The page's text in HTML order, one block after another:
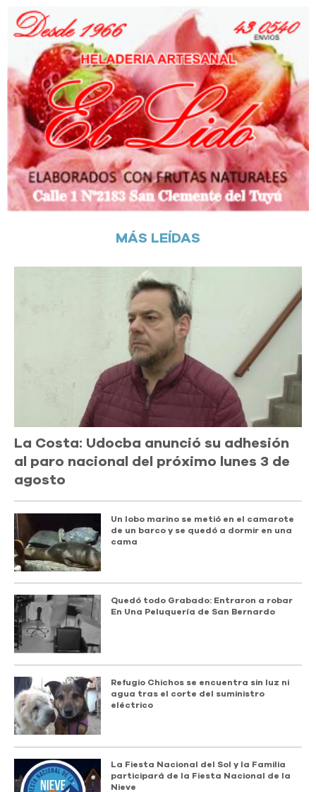
MÁS LEÍDAS
La Costa: Udocba anunció su adhesión
al paro nacional del próximo lunes 3 de
agosto
Un lobo marino se metió en el camarote
de un barco y se quedó a dormir en una
cama
Quedó todo Grabado: Entraron a robar
En Una Peluquería de San Bernardo
Refugio Chichos se encuentra sin luz ni
agua tras el corte del suministro
eléctrico
La Fiesta Nacional del Sol y la Familia
participará de la Fiesta Nacional de la
Nieve